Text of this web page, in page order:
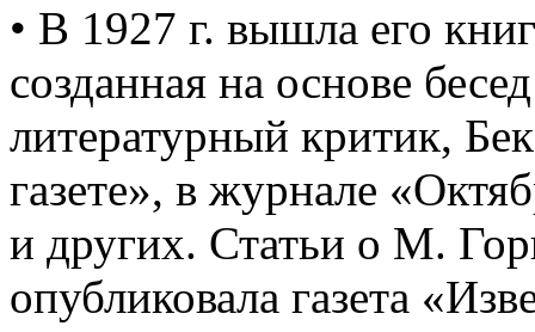
• В 1927 г. вышла его
созданная на основе
литературный критик,
газете», в журнале
и других. Статьи о М.
опубликовала газета